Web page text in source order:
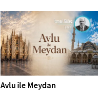
Avlu ile Meydan